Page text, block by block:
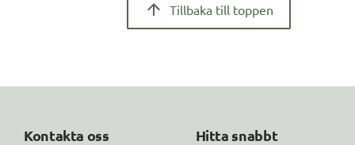
Tillbaka till toppen
Kontakta oss Hitta snabbt